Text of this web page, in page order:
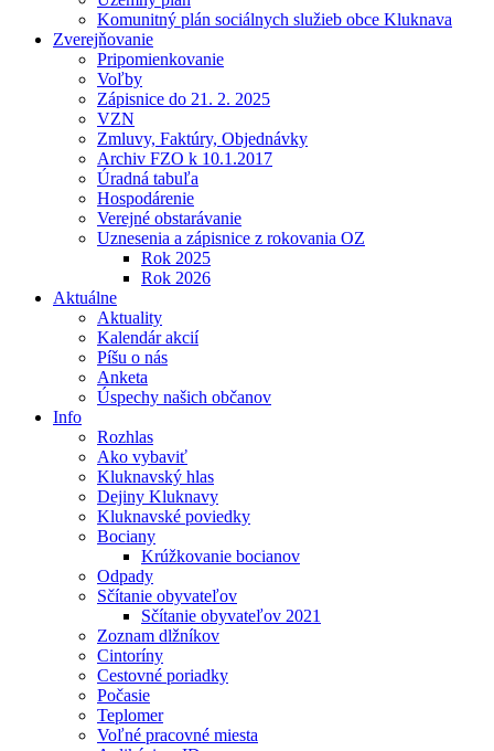
Komunitný plán sociálnych služieb obce Kluknava
Zverejňovanie
Pripomienkovanie
Voľby
Zápisnice do 21. 2. 2025
VZN
Zmluvy, Faktúry, Objednávky
Archiv FZO k 10.1.2017
Úradná tabuľa
Hospodárenie
Verejné obstarávanie
Uznesenia a zápisnice z rokovania OZ
Rok 2025
Rok 2026
Aktuálne
Aktuality
Kalendár akcií
Píšu o nás
Anketa
Úspechy našich občanov
Info
Rozhlas
Ako vybaviť
Kluknavský hlas
Dejiny Kluknavy
Kluknavské poviedky
Bociany
Krúžkovanie bocianov
Odpady
Sčítanie obyvateľov
Sčítanie obyvateľov 2021
Zoznam dlžníkov
Cintoríny
Cestovné poriadky
Počasie
Teplomer
Voľné pracovné miesta